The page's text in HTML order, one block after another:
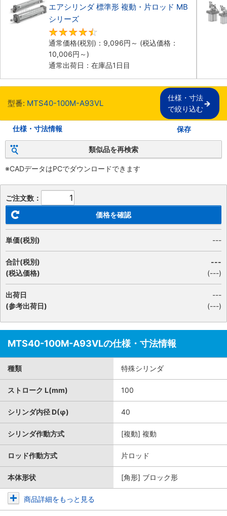
エアシリンダ 標準形 複動・片ロッド MB
シリーズ
通常価格(税別)： 9,096円 ～ (税込価格：
10,006円 ～)
通常出荷日：在庫品1日目
型番: MTS40-100M-A93VL
仕様・寸法
で絞り込む
仕様・寸法情報 保存
類似品を再検索
※CADデータはPCでダウンロードできます
ご注文数：
価格を確認
単価(税別) ---
合計(税別)
(税込価格)
---
(---)
出荷日
(参考出荷日)
---
(---)
MTS40-100M-A93VLの仕様・寸法情報
種類 特殊シリンダ
ストローク L(mm) 100
シリンダ内径 D(φ) 40
シリンダ作動方式 [複動] 複動
ロッド作動方式 片ロッド
本体形状 [角形] ブロック形
商品詳細をもっと見る